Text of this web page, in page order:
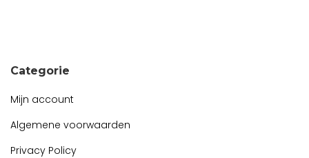
Categorie
Mijn account
Algemene voorwaarden
Privacy Policy